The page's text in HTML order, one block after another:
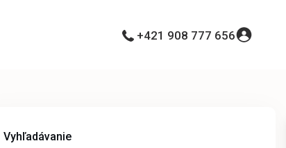
+421 908 777 656
Vyhľadávanie